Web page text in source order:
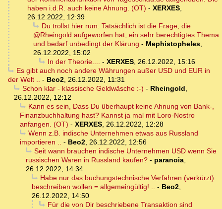
haben i.d.R. auch keine Ahnung. (OT) - XERXES,
26.12.2022, 12:39
Du trollst hier rum. Tatsächlich ist die Frage, die
@Rheingold aufgeworfen hat, ein sehr berechtigtes Thema
und bedarf unbedingt der Klärung - Mephistopheles,
26.12.2022, 15:02
In der Theorie.... - XERXES, 26.12.2022, 15:16
Es gibt auch noch andere Währungen außer USD und EUR in
der Welt .. - Beo2, 26.12.2022, 11:31
Schon klar - klassische Geldwäsche :-) - Rheingold,
26.12.2022, 12:12
Kann es sein, Dass Du überhaupt keine Ahnung von Bank-,
Finanzbuchhaltung hast? Kannst ja mal mit Loro-Nostro
anfangen. (OT) - XERXES, 26.12.2022, 12:28
Wenn z.B. indische Unternehmen etwas aus Russland
importieren .. - Beo2, 26.12.2022, 12:56
Seit wann brauchen indische Unternehmen USD wenn Sie
russischen Waren in Russland kaufen? - paranoia,
26.12.2022, 14:34
Habe nur das buchungstechnische Verfahren (verkürzt)
beschreiben wollen = allgemeingültig! .. - Beo2,
26.12.2022, 14:50
Für die von Dir beschriebene Transaktion sind